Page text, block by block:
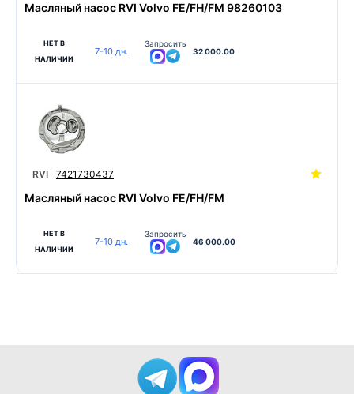
Масляный насос RVI Volvo FE/FH/FM 98260103
НЕТ В
НАЛИЧИИ
7-10 дн.
Запросить
32 000.00
RVI 7421730437
Масляный насос RVI Volvo FE/FH/FM
НЕТ В
НАЛИЧИИ
7-10 дн.
Запросить
46 000.00